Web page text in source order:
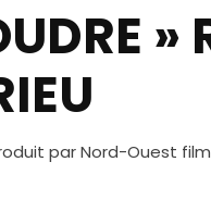
par Nord-Ouest